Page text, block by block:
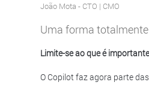
João Mota- CTO | CMO
Uma forma
Limite-se ao que é
O Copilot faz agora parte